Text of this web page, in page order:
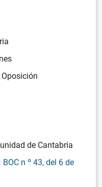
Oposición
de Cantabria
BOC n º 43, del 6 de